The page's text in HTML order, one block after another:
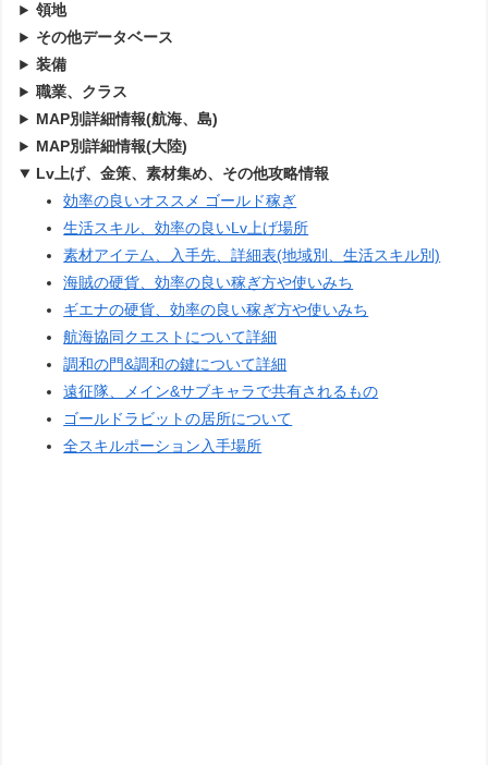
領地
その他データベース
装備
職業、クラス
MAP別詳細情報(航海、島)
MAP別詳細情報(大陸)
Lv上げ、金策、素材集め、その他攻略情報
効率の良いオススメ ゴールド稼ぎ
生活スキル、効率の良いLv上げ場所
素材アイテム、入手先、詳細表(地域別、生活スキル別)
海賊の硬貨、効率の良い稼ぎ方や使いみち
ギエナの硬貨、効率の良い稼ぎ方や使いみち
航海協同クエストについて詳細
調和の門&調和の鍵について詳細
遠征隊、メイン&サブキャラで共有されるもの
ゴールドラビットの居所について
全スキルポーション入手場所